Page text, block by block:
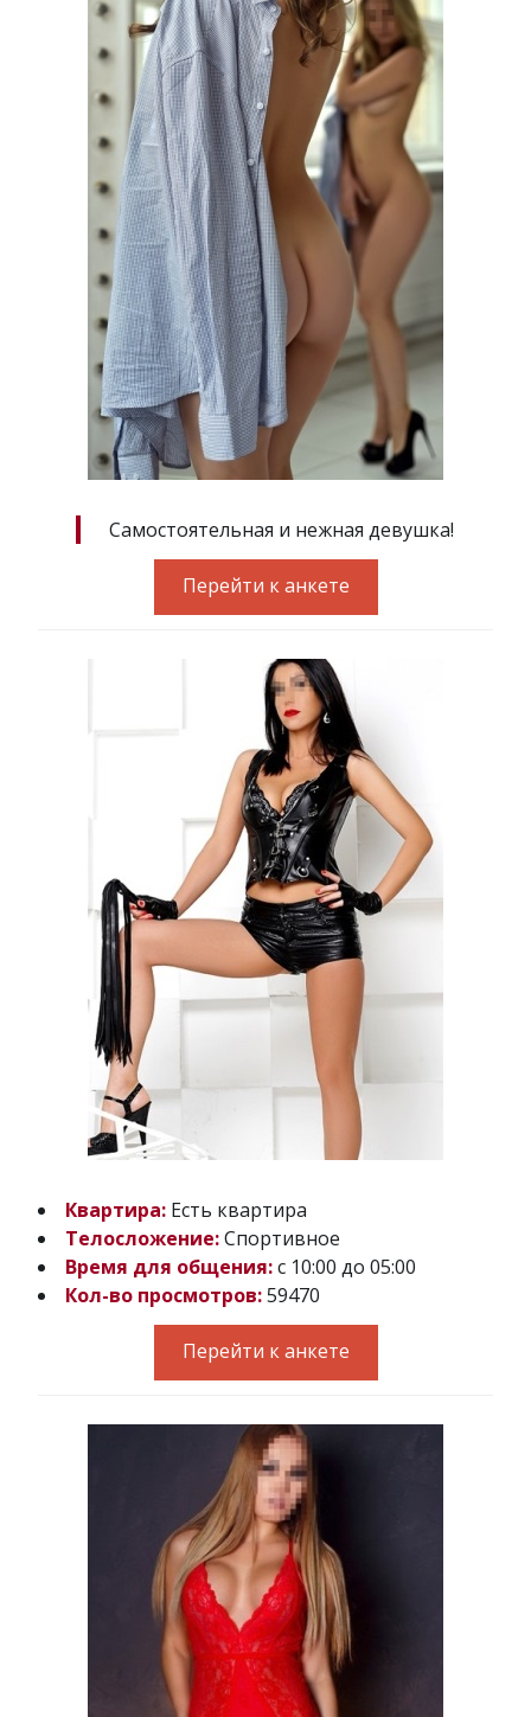
Самостоятельная и нежная девушка!
Перейти к анкете
Квартира: Есть квартира
Телосложение:Спортивное
Время для общения:с 10:00 до 05:00
Кол-во просмотров:59470
Перейти к анкете